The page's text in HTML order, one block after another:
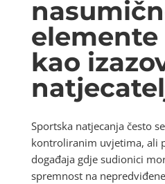
kao
Sportska natjecanja često
kontroliranim uvjetima, ali
događaja gdje sudionici
spremnost na